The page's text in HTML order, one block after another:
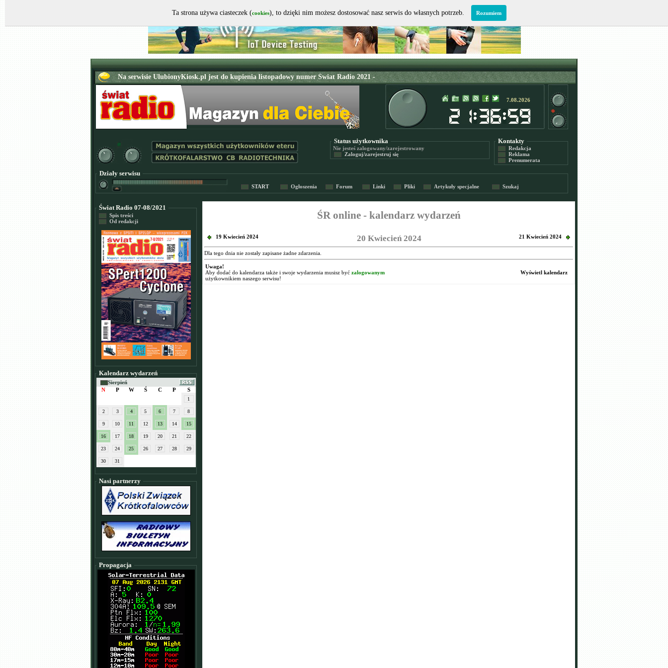
7.08.2026
Status użytkownika
Nie jesteś zalogowany/zarejestrowany
Zaloguj/zarejestruj się
Kontakty
Redakcja
Reklama
Prenumerata
Działy serwisu
START Ogłoszenia Forum Linki Pliki Artykuły specjalne Szukaj
Świat Radio 07-08/2021
Spis treści
Od redakcji
Kalendarz wydarzeń
Sierpień
N
P W Ś C P S
1
2 3 4 5 6 7 8
9 10 11 12 13 14 15
16 17 18 19 20 21 22
23 24 25 26 27 28 29
30 31
Nasi partnerzy
Propagacja
ŚR online - kalendarz wydarzeń
19 Kwiecień 2024 20 Kwiecień 2024 21 Kwiecień 2024
Dla tego dnia nie zostały zapisane żadne zdarzenia.
Uwaga!
Aby dodać do kalendarza także i swoje wydarzenia musisz być zalogowanym
użytkownikiem naszego serwisu!
Wyświetl kalendarz
Ta strona używa ciasteczek (cookies), to dzięki nim możesz dostosować nasz serwis do własnych potrzeb. Rozumiem